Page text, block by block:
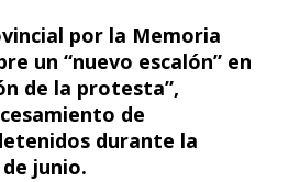
por la Memoria
un “nuevo escalón” en
de la protesta”,
de
durante la
junio.